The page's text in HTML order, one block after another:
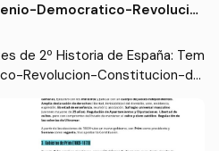
Democratico-Revolucio
de 2º Historia de España: Tem
Revolucion-Constitucion-de